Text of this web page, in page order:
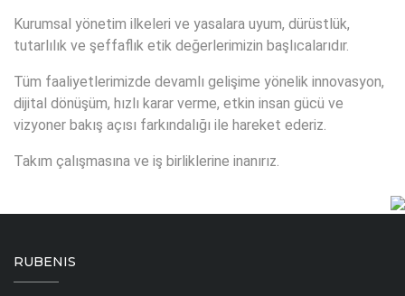
Kurumsal yönetim ilkeleri ve yasalara uyum, dürüstlük,
tutarlılık ve şeffaflık etik değerlerimizin başlıcalarıdır.
Tüm faaliyetlerimizde devamlı gelişime yönelik innovasyon,
dijital dönüşüm, hızlı karar verme, etkin insan gücü ve
vizyoner bakış açısı farkındalığı ile hareket ederiz.
Takım çalışmasına ve iş birliklerine inanırız.
RUBENIS